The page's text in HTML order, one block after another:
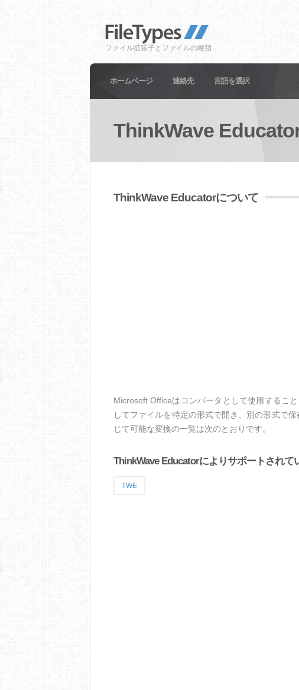
ファイル拡張子とファイルの種類
ホームページ 連絡先 言語を選択
ThinkWave
ThinkWave Educatorについて
Microsoft Officeはコンバータとして使用するこ
してファイルを特定の形式で開き、別の形式で
じて可能な変換の一覧は次のとおりです。
ThinkWave Educatorによりサポートされて
TWE